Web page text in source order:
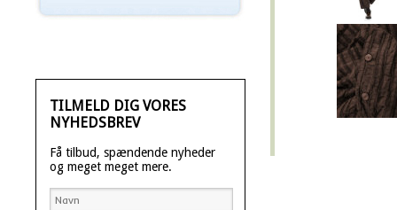
TILMELD DIG VORES
NYHEDSBREV
Få tilbud, spændende nyheder
og meget meget mere.